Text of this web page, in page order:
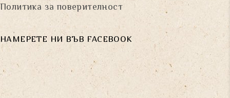
Политика за поверителност
НАМЕРЕТЕ НИ ВЪВ FACEBOOK